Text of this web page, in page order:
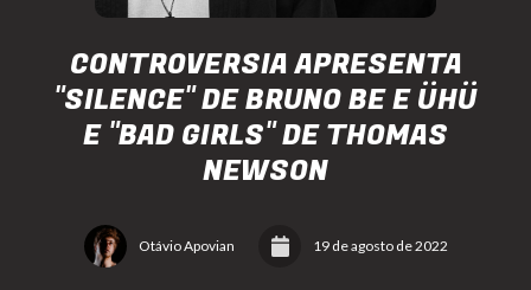
CONTROVERSIA APRESENTA
"SILENCE" DE BRUNO BE E ÜHÜ
E "BAD GIRLS" DE THOMAS
NEWSON
Otávio Apovian 19 de agosto de 2022